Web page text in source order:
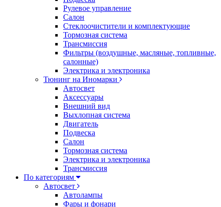
Рулевое управление
Салон
Стеклоочистители и комплектующие
Тормозная система
Трансмиссия
Фильтры (воздушные, масляные, топливные,
салонные)
Электрика и электроника
Тюнинг на Иномарки
Автосвет
Аксессуары
Внешний вид
Выхлопная система
Двигатель
Подвеска
Салон
Тормозная система
Электрика и электроника
Трансмиссия
По категориям
Автосвет
Автолампы
Фары и фонари